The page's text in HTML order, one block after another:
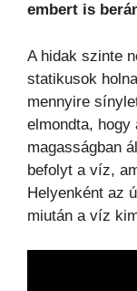
embert is
A hidak szinte
statikusok
mennyire
elmondta, hogy
magasságban
befolyt a víz,
Helyenként az
miután a víz